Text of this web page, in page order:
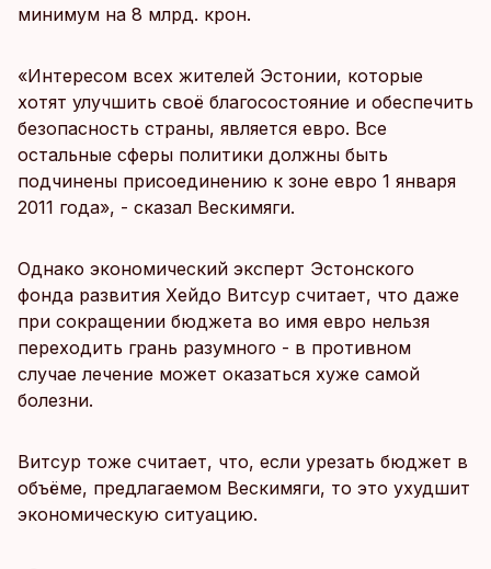
минимум на 8 млрд. крон.
«Интересом всех жителей Эстонии, которые
хотят улучшить своё благосостояние и обеспечить
безопасность страны, является евро. Все
остальные сферы политики должны быть
подчинены присоединению к зоне евро 1 января
2011 года», - сказал Вескимяги.
Однако экономический эксперт Эстонского
фонда развития Хейдо Витсур считает, что даже
при сокращении бюджета во имя евро нельзя
переходить грань разумного - в противном
случае лечение может оказаться хуже самой
болезни.
Витсур тоже считает, что, если урезать бюджет в
объёме, предлагаемом Вескимяги, то это ухудшит
экономическую ситуацию.